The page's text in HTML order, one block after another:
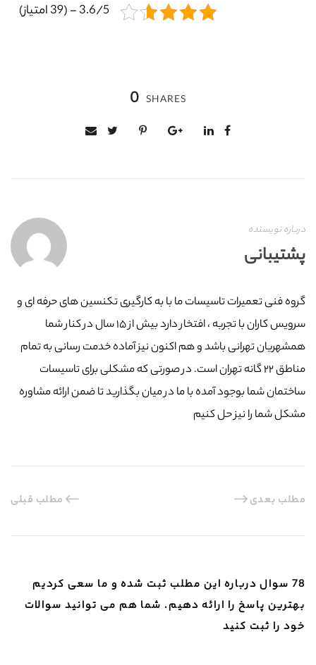
3.6/5 - (39 امتیاز)
0 SHARES
درباره نویسنده
پشتیبانی
گروه فنی تعمیرات تاسیسات ما با به‌ کارگیری تکنسین های حرفه ای و
سرویس کاران با تجربه ، افتخار دارد بیش از ۱۵ سال در کنار شما
همشهریان تهرانی باشد و هم اکنون نیز آماده خدمت رسانی به تمام
مناطق ۲۲ گانه تهران است. در صورتی که مشکلی برای تاسیسات
ساختمان شما بوجود آمده با ما در میان بگذارید تا ضمن ارائه مشاوره
مشکل شما را نیز حل کنیم
مطلب قبلی مطلب بعدی
78 سوال درباره این مطلب ثبت شده و ما سعی کردیم
بهترین پاسخ را ارائه دهیم. شما هم می توانید سوالات
خود را ثبت کنید